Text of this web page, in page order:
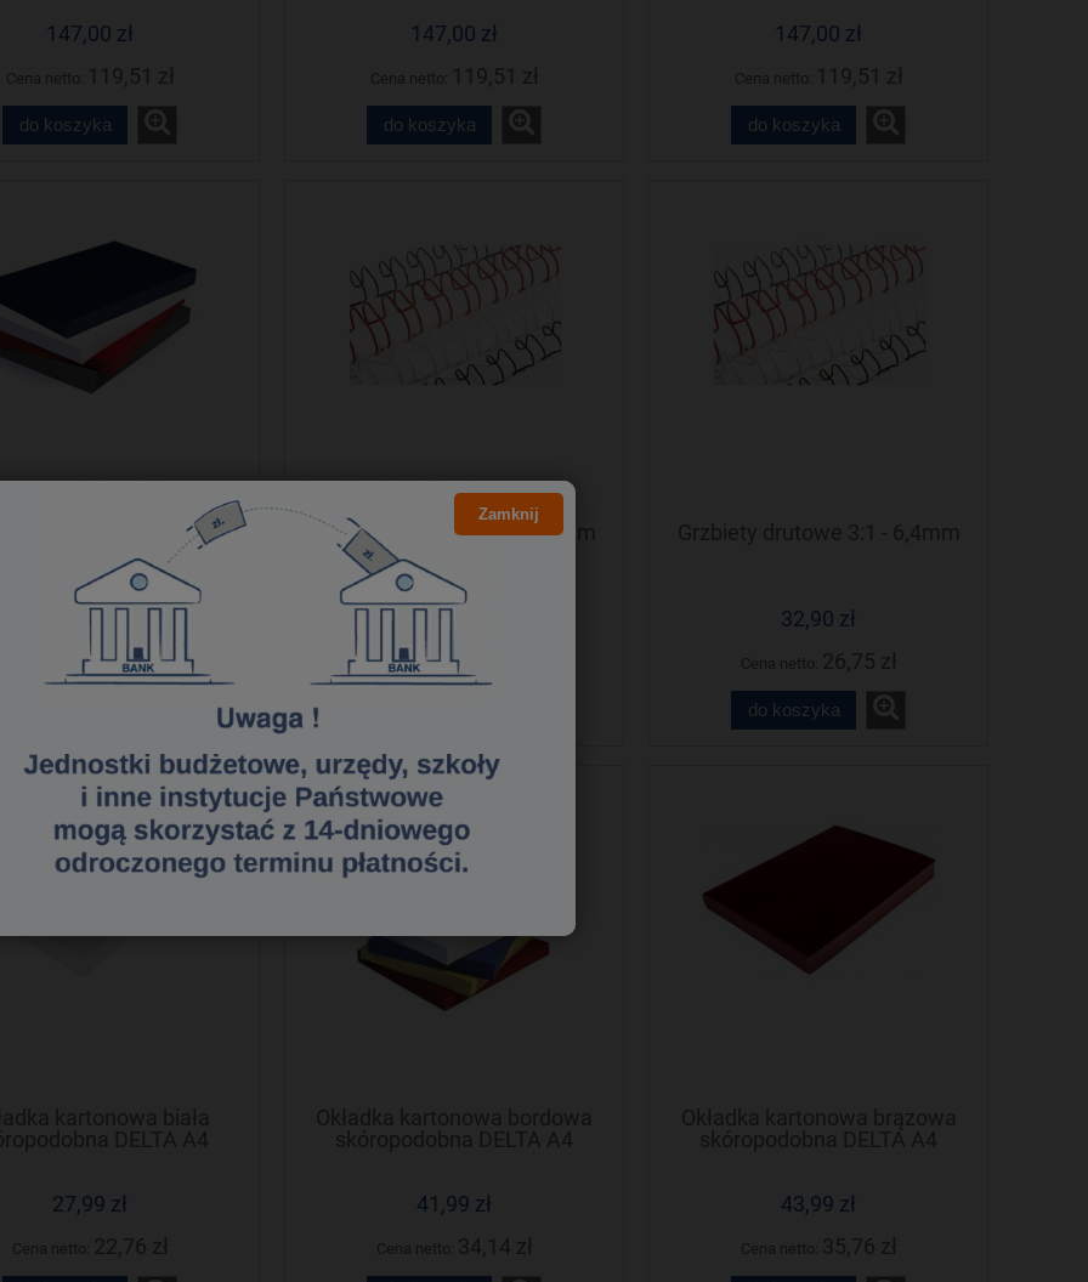
147,00 zł
do koszyka
147,00 zł
do koszyka
147,00 zł
do koszyka
kartonowe czerwone
skóropodobne A4
43,51 zł
Cena netto: 35,37 zł
Grzbiety drutowe 3:1 - 4,8mm
28,60 zł
Cena netto:23,25 zł
Grzbiety drutowe 3:1 - 6,4mm
32,90 zł
do koszyka
kartonowa biała
DELTA A4
27,99 zł
Okładka kartonowa bordowa
skóropodobna DELTA A4
41,99 zł
Okładka kartonowa brązowa
skóropodobna DELTA A4
43,99 zł
Zamknij